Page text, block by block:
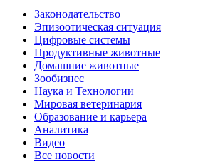
Законодательство
Эпизоотическая ситуация
Цифровые системы
Продуктивные животные
Домашние животные
Зообизнес
Наука и Технологии
Мировая ветеринария
Образование и карьера
Аналитика
Видео
Все новости